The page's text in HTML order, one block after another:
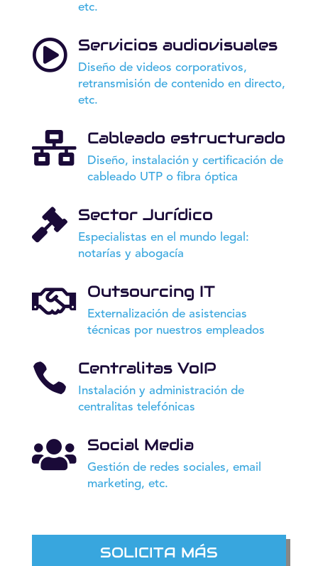
etc.
 Servicios audiovisuales
Diseño de videos corporativos,
retransmisión de contenido en directo,
etc.
 Cableado estructurado
Diseño, instalación y certificación de
cableado UTP o fibra óptica
 Sector Jurídico
Especialistas en el mundo legal:
notarías y abogacía
 Outsourcing IT
Externalización de asistencias
técnicas por nuestros empleados
 Centralitas VoIP
Instalación y administración de
centralitas telefónicas
 Social Media
Gestión de redes sociales, email
marketing, etc.
SOLICITA MÁS